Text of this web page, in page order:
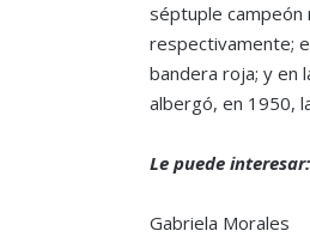
séptuple campeón
respectivamente;
bandera roja; y en
albergó, en 1950,
Le puede interesar:
Gabriela Morales